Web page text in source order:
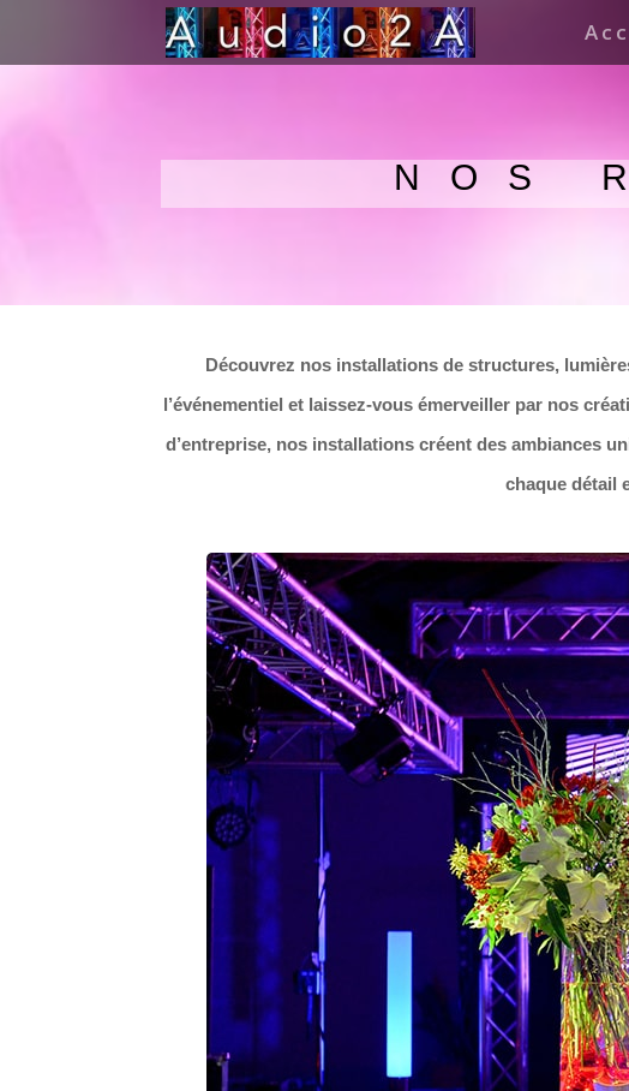
NOS
Découvrez nos installations de structures,
l’événementiel et laissez-vous émerveiller par nos
d’entreprise, nos installations créent des ambiances
chaque détail